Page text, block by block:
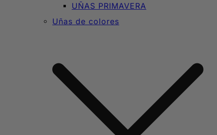
UÑAS PRIMAVERA
Uñas de colores